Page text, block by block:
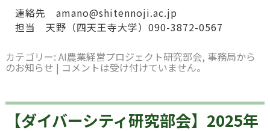
連絡先 amano@shitennoji.ac.jp
担当 天野（四天王寺大学）090-3872-0567
カテゴリー: AI農業経営プロジェクト研究部会, 事務局から
のお知らせ | コメントは受け付けていません。
【ダイバーシティ研究部会】2025年